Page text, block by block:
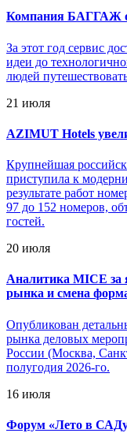
Компания БАГГАЖ
За этот год сервис
идеи до
людей
21 июля
AZIMUT Hotels
Крупнейшая
приступила к
результате работ
97 до 152 номеров,
гостей.
20 июля
Аналитика MICE за
рынка и смена
Опубликован
рынка деловых
России (Москва,
полугодия 2026-го.
16 июля
Форум «Лето в